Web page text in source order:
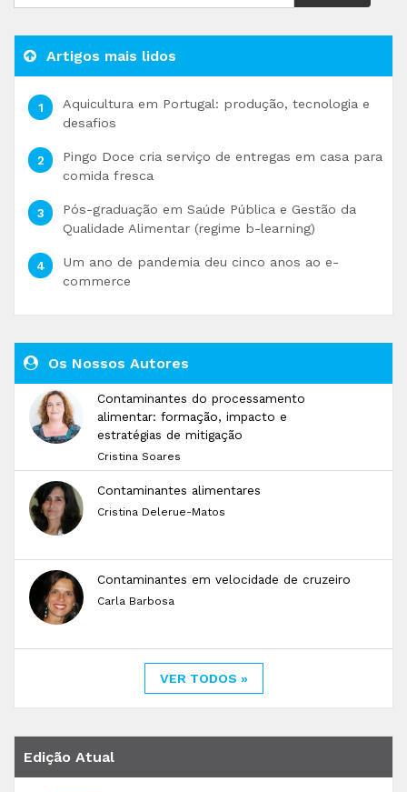
Artigos mais lidos
Aquicultura em Portugal: produção, tecnologia e
desafios
Pingo Doce cria serviço de entregas em casa para
comida fresca
Pós-graduação em Saúde Pública e Gestão da
Qualidade Alimentar (regime b-learning)
Um ano de pandemia deu cinco anos ao e-
commerce
Os Nossos Autores
Contaminantes do processamento
alimentar: formação, impacto e
estratégias de mitigação
Cristina Soares
Contaminantes alimentares
Cristina Delerue-Matos
Contaminantes em velocidade de cruzeiro
Carla Barbosa
VER TODOS »
Edição Atual